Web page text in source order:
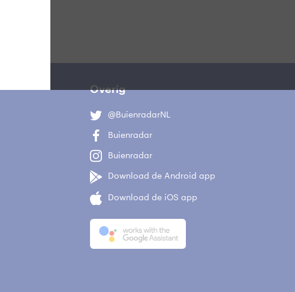
Overig
@BuienradarNL
Buienradar
Buienradar
Download de Android app
Download de iOS app